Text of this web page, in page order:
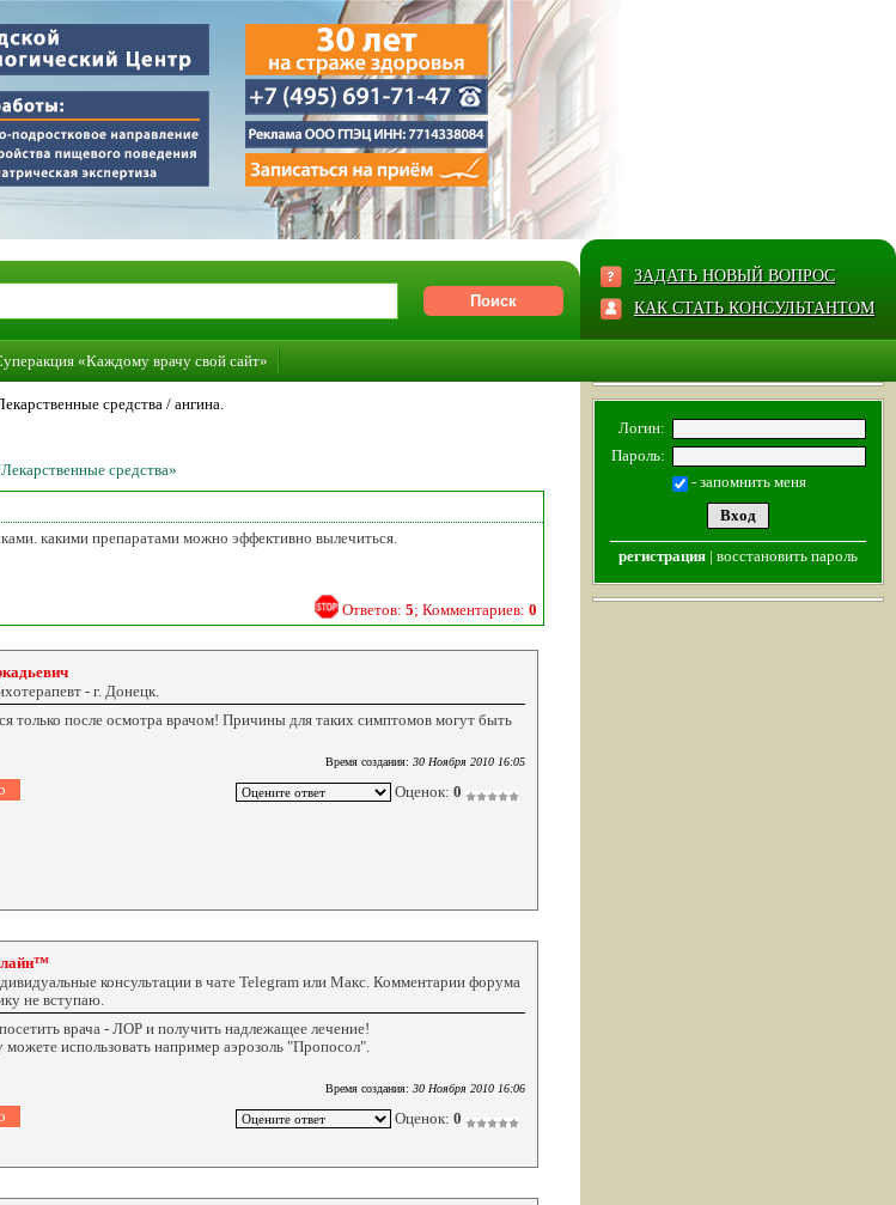
ЗАДАТЬ НОВЫЙ ВОПРОС
КАК СТАТЬ КОНСУЛЬТАНТОМ
«Каждому врачу свой сайт»
средства/ ангина.
средства»
какими препаратами можно эффективно вылечиться.
Ответов: 5; Комментариев: 0
- г. Донецк.
только после осмотра врачом! Причины для таких симптомов могут быть
Время создания: 30 Ноября 2010 16:05
Оценок: 0
консультации в чате Telegram или Макс. Комментарии форума
не вступаю.
врача - ЛОР и получить надлежащее лечение!
можете использовать например аэрозоль "Пропосол".
Время создания: 30 Ноября 2010 16:06
Оценок: 0
Логин:
Пароль:
- запомнить меня
регистрация | восстановить пароль